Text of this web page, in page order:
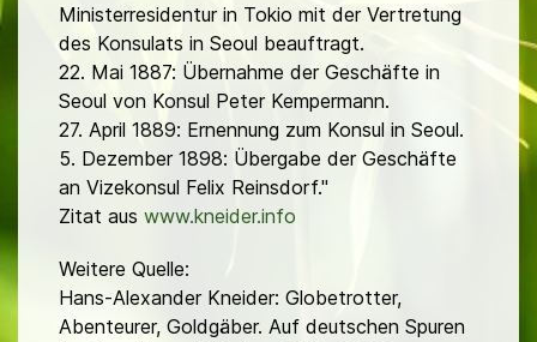
Ministerresidentur in Tokio mit der Vertretung
des Konsulats in Seoul beauftragt.
22. Mai 1887: Übernahme der Geschäfte in
Seoul von Konsul Peter Kempermann.
27. April 1889: Ernennung zum Konsul in Seoul.
5. Dezember 1898: Übergabe der Geschäfte
an Vizekonsul Felix Reinsdorf."
Zitat aus www.kneider.info
Weitere Quelle:
Hans-Alexander Kneider: Globetrotter,
Abenteurer, Goldgäber. Auf deutschen Spuren